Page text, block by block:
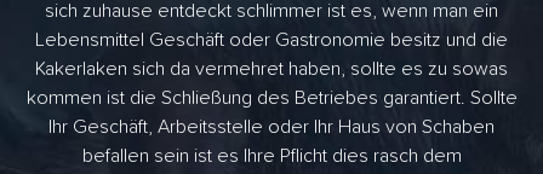
sich zuhause entdeckt schlimmer ist es, wenn man ein
Lebensmittel Geschäft oder Gastronomie besitz und die
Kakerlaken sich da vermehret haben, sollte es zu sowas
kommen ist die Schließung des Betriebes garantiert. Sollte
Ihr Geschäft, Arbeitsstelle oder Ihr Haus von Schaben
befallen sein ist es Ihre Pflicht dies rasch dem